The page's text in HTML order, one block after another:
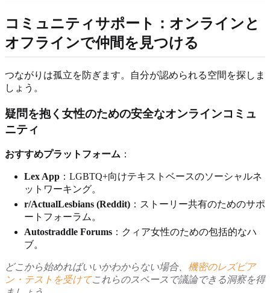
コミュニティサポート：オンラインと
オフラインで仲間を見つける
つながりは孤立を防ぎます。自分が認められる空間を探しま
しょう。
疑問を抱く女性のための安全なオンラインコミュ
ニティ
おすすめプラットフォーム ：
Lex App ：LGBTQ+向けテキストベースのソーシャルネ
ットワーキング。
r/ActualLesbians (Reddit) ：ストーリー共有のためのサポ
ートフォーラム。
Autostraddle Forums ：クィア女性のための包括的なハ
ブ。
どこから始めればいいかわからない場合、 機密のレズビア
ン・テストを受けてこれらのスペースで議論できる洞察を得